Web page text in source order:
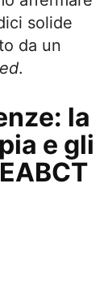
solide
da un
.
la
e gli